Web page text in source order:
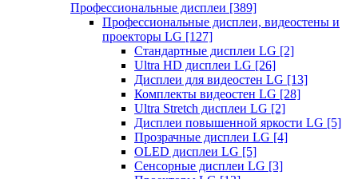
Профессиональные дисплеи [389]
Профессиональные дисплеи, видеостены и
проекторы LG [127]
Стандартные дисплеи LG [2]
Ultra HD дисплеи LG [26]
Дисплеи для видеостен LG [13]
Комплекты видеостен LG [28]
Ultra Stretch дисплеи LG [2]
Дисплеи повышенной яркости LG [5]
Прозрачные дисплеи LG [4]
OLED дисплеи LG [5]
Сенсорные дисплеи LG [3]